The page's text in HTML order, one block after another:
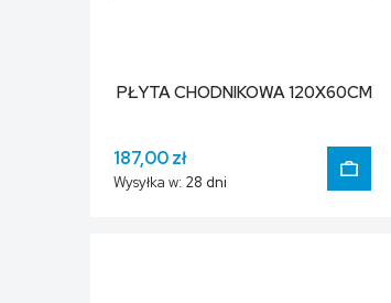
PŁYTA CHODNIKOWA 120X60CM
187,00 zł
Wysyłka w: 28 dni